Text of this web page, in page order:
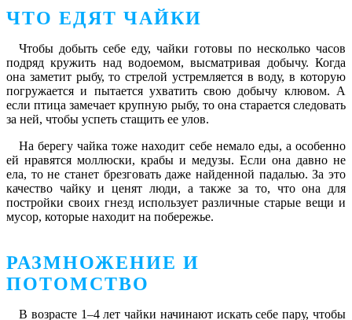
ЧТО ЕДЯТ ЧАЙКИ
Чтобы добыть себе еду, чайки готовы по несколько часов
подряд кружить над водоемом, высматривая добычу. Когда
она заметит рыбу, то стрелой устремляется в воду, в которую
погружается и пытается ухватить свою добычу клювом. А
если птица замечает крупную рыбу, то она старается следовать
за ней, чтобы успеть стащить ее улов.
На берегу чайка тоже находит себе немало еды, а особенно
ей нравятся моллюски, крабы и медузы. Если она давно не
ела, то не станет брезговать даже найденной падалью. За это
качество чайку и ценят люди, а также за то, что она для
постройки своих гнезд использует различные старые вещи и
мусор, которые находит на побережье.
РАЗМНОЖЕНИЕ И
ПОТОМСТВО
В возрасте 1–4 лет чайки начинают искать себе пару, чтобы